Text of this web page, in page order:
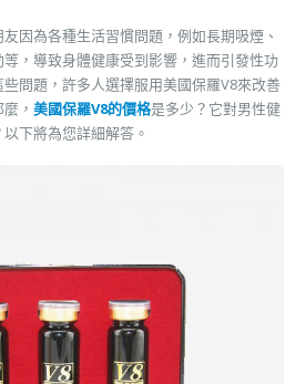
因為各種生活習慣問題，例如長期吸煙、
，導致身體健康受到影響，進而引發性功
問題，許多人選擇服用美國保羅V8來改善
， 美國保羅V8的價格是多少？它對男性健
下將為您詳細解答。